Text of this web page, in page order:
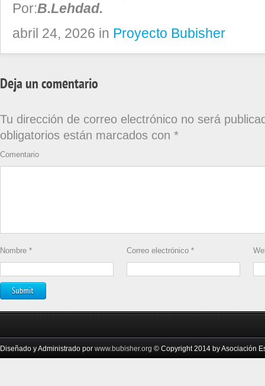
Por:B.Lehdad.
abril 24, 2026 in Proyecto Bubisher
Deja un comentario
Tu dirección de correo electrónico no será
obligatorios están marcados con *
Comentario
Nombre * Correo electrónico *
Diseñado y Administrado por www.bubisher.org © Copyright 2014 by Asociación